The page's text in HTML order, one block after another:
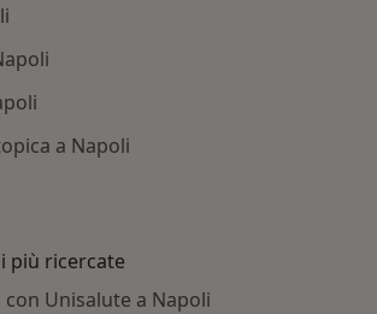
a Napoli
più ricercate
Unisalute a Napoli